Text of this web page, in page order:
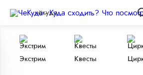
чёкуда
Экстрим Квесты